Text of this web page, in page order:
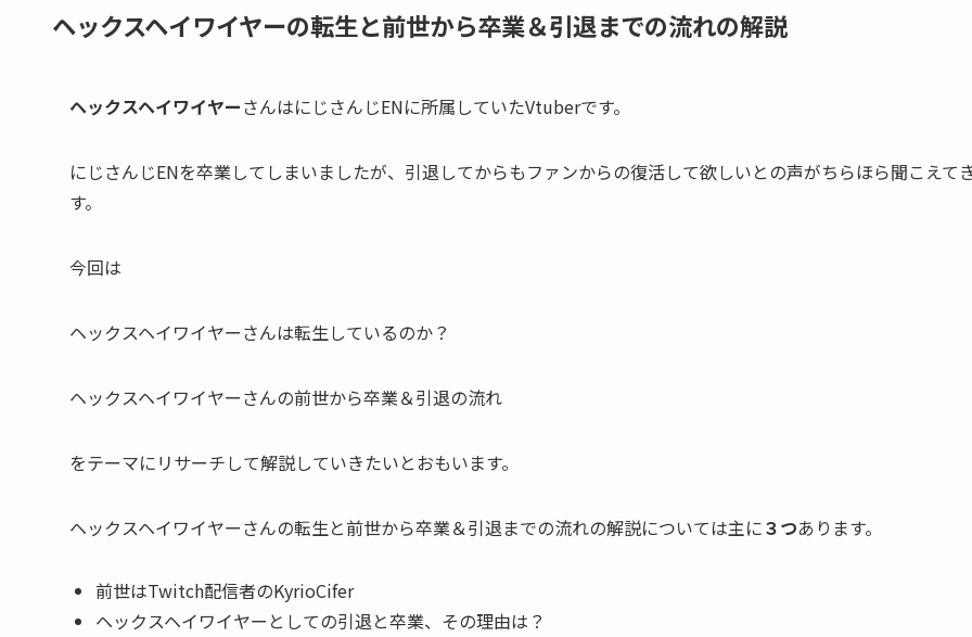
ヘックスヘイワイヤーの転生と前世から卒業＆引退までの流れの解説
ヘックスヘイワイヤーさんはにじさんじENに所属していたVtuberです。
にじさんじENを卒業してしまいましたが、引退してからもファンからの復活して欲しいとの声がちらほら聞こえて
す。
今回は
ヘックスヘイワイヤーさんは転生しているのか？
ヘックスヘイワイヤーさんの前世から卒業＆引退の流れ
をテーマにリサーチして解説していきたいとおもいます。
ヘックスヘイワイヤーさんの転生と前世から卒業＆引退までの流れの解説については主に３つあります。
前世はTwitch配信者のKyrioCifer
ヘックスヘイワイヤーとしての引退と卒業、その理由は？